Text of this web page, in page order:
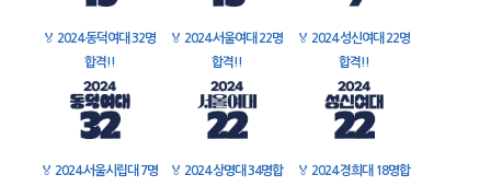
🏅 2024 동덕여대 32명
합격!!
🏅 2024 서울여대 22명
합격!!
🏅 2024 성신여대 22명
합격!!
🏅 2024 서울시립대 7명
🏅 2024 상명대 34명합
🏅 2024 경희대 18명합